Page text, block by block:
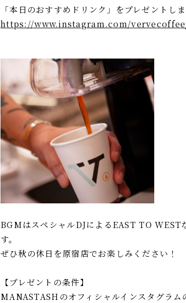
「本日のおすすめドリンク」をプレゼントしま
https://www.instagram.com/
BGMはスペシャルDJによるEAST TO WEST
す。
ぜひ秋の休日を原宿店でお楽しみください！
【プレゼントの条件】
MANASTASHのオフィシャルインスタグラム